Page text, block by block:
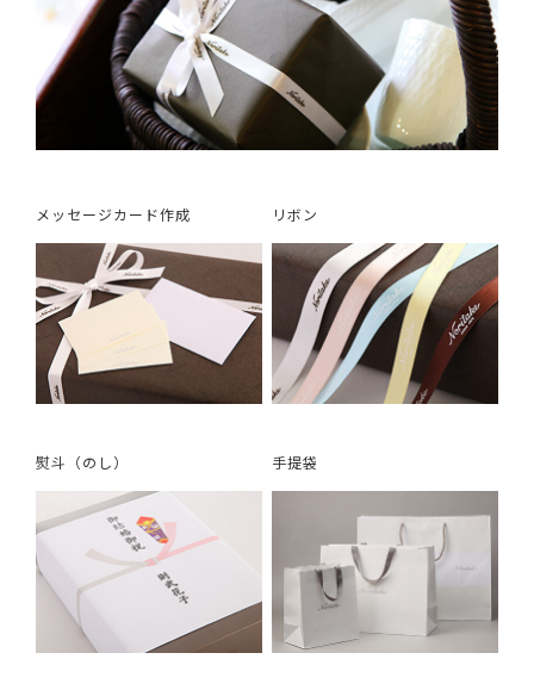
メッセージカード作成 リボン
熨斗（のし） 手提袋